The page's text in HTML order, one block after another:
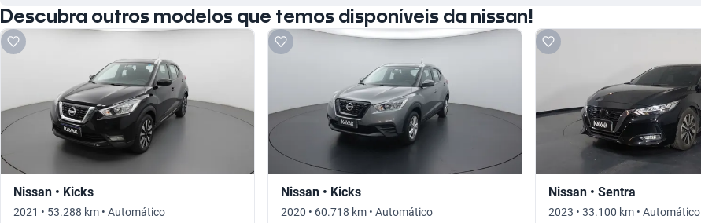
Busque por versão
Busque por ano
Descubra outros modelos que temos disponíveis da nissan!
Nissan • Kicks
2021 • 53.288 km • Automático
Nissan • Kicks
2020 • 60.718 km • Automático
Nissan • Sentra
2023 • 33.100 km • Automático